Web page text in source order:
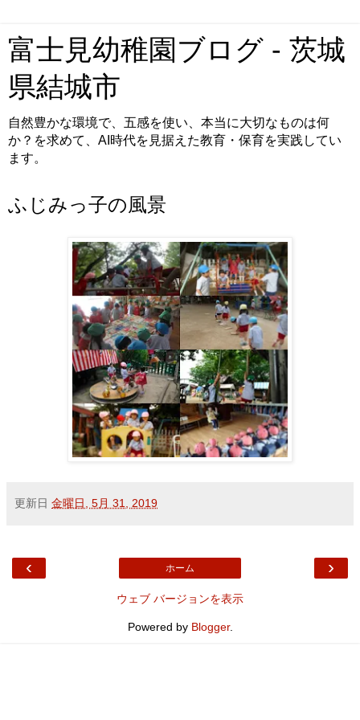
富士見幼稚園ブログ - 茨城
県結城市
自然豊かな環境で、五感を使い、本当に大切なものは何
か？を求めて、AI時代を見据えた教育・保育を実践してい
ます。
ふじみっ子の風景
更新日 金曜日, 5月 31, 2019
‹ ›
ホーム
ウェブ バージョンを表示
Powered by Blogger.